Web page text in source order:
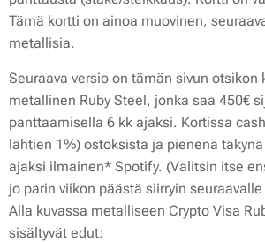
Tämä kortti on ainoa muovinen,
metallisia.
Seuraava versio on tämän sivun otsikon
metallinen Ruby Steel, jonka saa 450€
panttaamisella 6 kk ajaksi. Kortissa
lähtien 1%) ostoksista ja pienenä
ajaksi ilmainen* Spotify. (Valitsin itse
jo parin viikon päästä siirryin
Alla kuvassa metalliseen Crypto Visa
sisältyvät edut: